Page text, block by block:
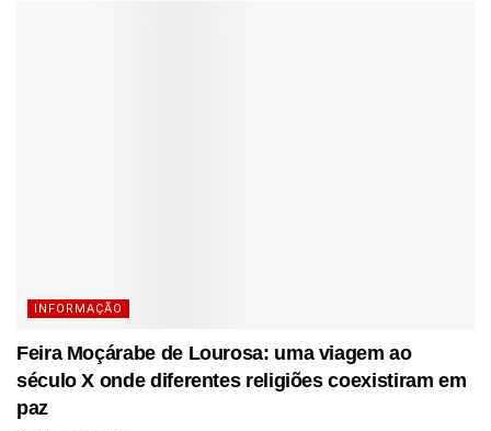
INFORMAÇÃO
Feira Moçárabe de Lourosa: uma viagem ao
século X onde diferentes religiões coexistiram em
paz